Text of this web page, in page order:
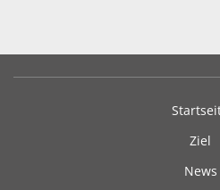
Ziel
News